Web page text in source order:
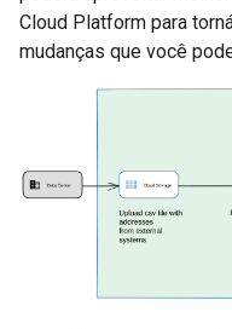
Cloud Platform para
mudanças que você